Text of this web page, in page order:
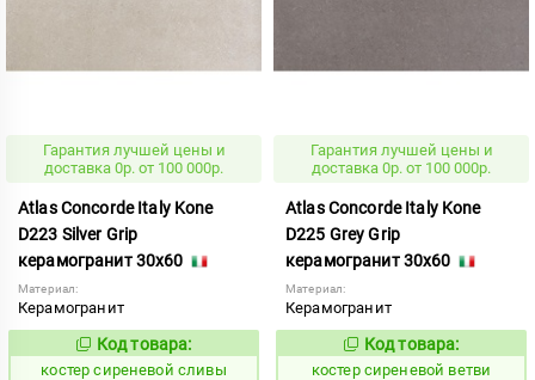
Гарантия лучшей цены и
доставка 0р. от 100 000р.
Atlas Concorde Italy Kone
D223 Silver Grip
керамогранит 30x60
Материал:
Керамогранит
807636
Код товара:
костер сиреневой сливы
Гарантия лучшей цены и
доставка 0р. от 100 000р.
Atlas Concorde Italy Kone
D225 Grey Grip
керамогранит 30x60
Материал:
Керамогранит
807634
Код товара:
костер сиреневой ветви